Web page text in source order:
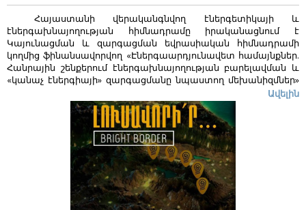
Հայաստանի վերականգնվող էներգետիկայի և
էներգախնայողության հիմնադրամը իրականացնում է
Կայունացման և զարգացման եվրասիական հիմնադրամի
կողմից ֆինանսավորվող «Էներգաարդյունավետ համայնքներ.
Հանրային շենքերում էներգախնայողության բարելավման և
«կանաչ էներգիայի» զարգացմանը նպաստող մեխանիզմներ»
Ծրագրի շրջանակներում հանրային նշանակության թվով 20
շենքերում (դպրոց, մանկապարտեզ, հիվանդանոց)
կիրականացվեն էներգախնայող միջոցառումներ:
կարող են ընդգրկվել այն հանրային շենքերը, որոնք
համապատասխանում են հետևյալ չափորոշիչներին՝
Լինեն հանրային կամ համայնքային նշանակության,
Մոտակա 10 տարիների ընթացքում չեն դադարեցնելու
գործունեությունը,
Ավելին